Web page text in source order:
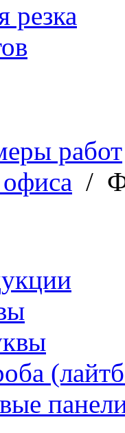
резка
работ
/